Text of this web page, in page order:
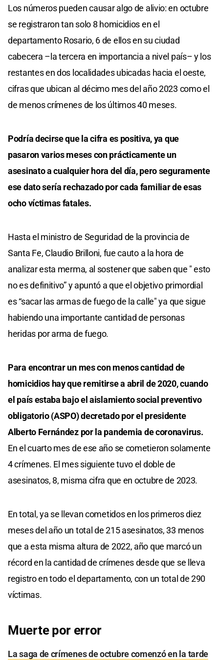
Los números pueden causar algo de alivio: en octubre
se registraron tan solo 8 homicidios en el
departamento Rosario, 6 de ellos en su ciudad
cabecera –la tercera en importancia a nivel país– y los
restantes en dos localidades ubicadas hacia el oeste,
cifras que ubican al décimo mes del año 2023 como el
de menos crímenes de los últimos 40 meses.
Podría decirse que la cifra es positiva, ya que
pasaron varios meses con prácticamente un
asesinato a cualquier hora del día, pero seguramente
ese dato sería rechazado por cada familiar de esas
ocho víctimas fatales.
Hasta el ministro de Seguridad de la provincia de
Santa Fe, Claudio Brilloni, fue cauto a la hora de
analizar esta merma, al sostener que saben que " esto
no es definitivo” y apuntó a que el objetivo primordial
es “sacar las armas de fuego de la calle" ya que sigue
habiendo una importante cantidad de personas
heridas por arma de fuego.
Para encontrar un mes con menos cantidad de
homicidios hay que remitirse a abril de 2020, cuando
el país estaba bajo el aislamiento social preventivo
obligatorio (ASPO) decretado por el presidente
Alberto Fernández por la pandemia de coronavirus.
En el cuarto mes de ese año se cometieron solamente
4 crímenes. El mes siguiente tuvo el doble de
asesinatos, 8, misma cifra que en octubre de 2023.
En total, ya se llevan cometidos en los primeros diez
meses del año un total de 215 asesinatos, 33 menos
que a esta misma altura de 2022, año que marcó un
récord en la cantidad de crímenes desde que se lleva
registro en todo el departamento, con un total de 290
víctimas.
Muerte por error
La saga de crímenes de octubre comenzó en la tarde